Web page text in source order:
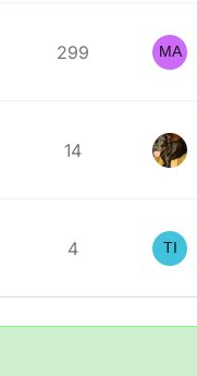
299
14
4